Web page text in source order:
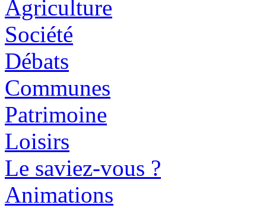
Agriculture
Société
Débats
Communes
Patrimoine
Loisirs
Le saviez-vous ?
Animations